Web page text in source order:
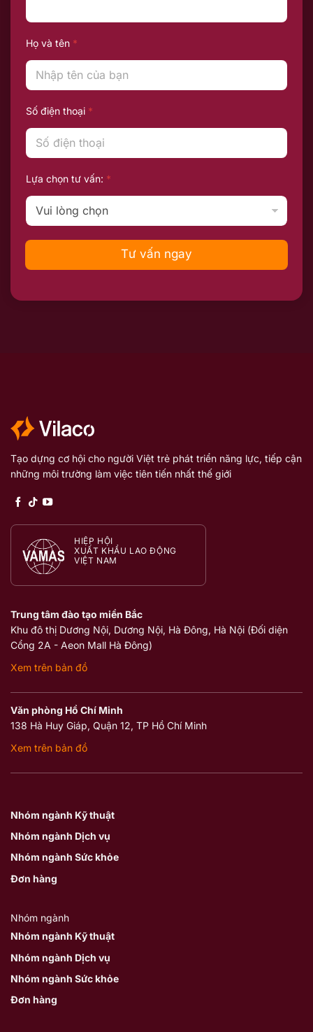
Họ và tên *
Số điện thoại *
Lựa chọn tư vấn: *
Tư vấn ngay
Tạo dựng cơ hội cho người Việt trẻ phát triển năng lực, tiếp cận
những môi trường làm việc tiên tiến nhất thế giới
HIỆP HỘI
XUẤT KHẨU LAO ĐỘNG
VIỆT NAM
Nhóm ngành Kỹ thuật
Nhóm ngành Dịch vụ
Nhóm ngành Sức khỏe
Đơn hàng
Nhóm ngành
Nhóm ngành Kỹ thuật
Nhóm ngành Dịch vụ
Nhóm ngành Sức khỏe
Đơn hàng
Trung tâm đào tạo miền Bắc
Khu đô thị Dương Nội, Dương Nội, Hà Đông, Hà Nội (Đối diện
Cổng 2A - Aeon Mall Hà Đông)
Xem trên bản đồ
Văn phòng Hồ Chí Minh
138 Hà Huy Giáp, Quận 12, TP Hồ Chí Minh
Xem trên bản đồ